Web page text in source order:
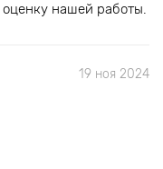
нашей работы.
19 ноя 2024